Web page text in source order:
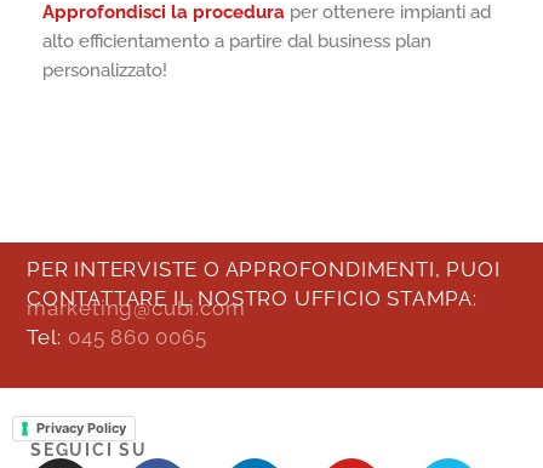
Approfondisci la procedura per ottenere impianti ad
alto efficientamento a partire dal business plan
personalizzato!
PER INTERVISTE O APPROFONDIMENTI, PUOI
CONTATTARE IL NOSTRO UFFICIO STAMPA:
marketing@cubi.com
Tel: 045 860 0065
Privacy Policy
SEGUICI SU